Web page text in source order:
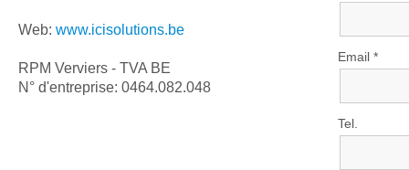
Web: www.icisolutions.be
RPM Verviers - TVA BE
N° d'entreprise: 0464.082.048
Email *
Tel.